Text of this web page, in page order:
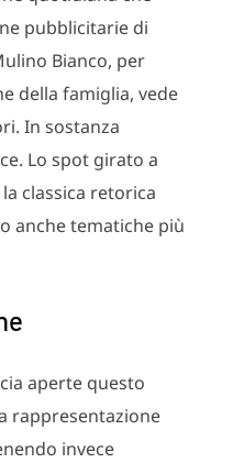
pubblicitarie di
Bianco, per
della famiglia, vede
In sostanza
Lo spot girato a
classica retorica
anche tematiche più
aperte questo
rappresentazione
invece